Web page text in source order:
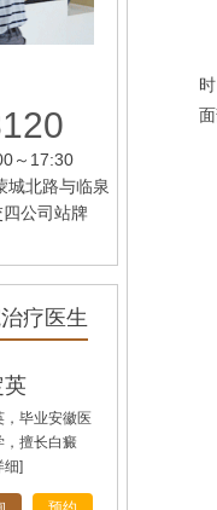
～17:30
城北路与临泉
公司站牌
疗医生
英
，毕业安徽医
，擅长白癜
细]